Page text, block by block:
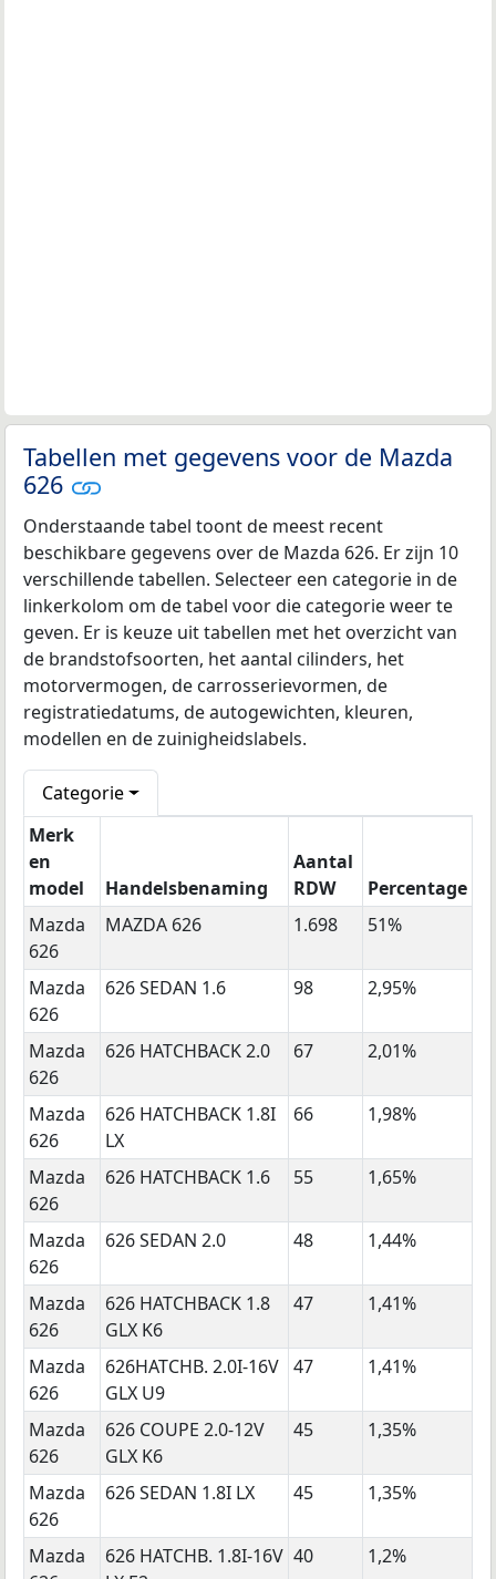
Tabellen met gegevens voor de Mazda
626
Onderstaande tabel toont de meest recent
beschikbare gegevens over de Mazda 626. Er zijn 10
verschillende tabellen. Selecteer een categorie in de
linkerkolom om de tabel voor die categorie weer te
geven. Er is keuze uit tabellen met het overzicht van
de brandstofsoorten, het aantal cilinders, het
motorvermogen, de carrosserievormen, de
registratiedatums, de autogewichten, kleuren,
modellen en de zuinigheidslabels.
Categorie
Merk
en
model
Handelsbenaming
Aantal
RDW
Percentage
Mazda
626
MAZDA 626 1.698 51%
Mazda
626
626 SEDAN 1.6 98 2,95%
Mazda
626
626 HATCHBACK 2.0 67 2,01%
Mazda
626
626 HATCHBACK 1.8I
LX
66 1,98%
Mazda
626
626 HATCHBACK 1.6 55 1,65%
Mazda
626
626 SEDAN 2.0 48 1,44%
Mazda
626
626 HATCHBACK 1.8
GLX K6
47 1,41%
Mazda
626
626HATCHB. 2.0I-16V
GLX U9
47 1,41%
Mazda
626
626 COUPE 2.0-12V
GLX K6
45 1,35%
Mazda
626
626 SEDAN 1.8I LX 45 1,35%
Mazda
626 HATCHB. 1.8I-16V 40 1,2%